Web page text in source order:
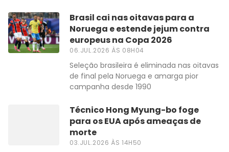
Brasil cai nas oitavas para a
Noruega e estende jejum contra
europeus na Copa 2026
06.JUL.2026 ÀS 08H04
Seleção brasileira é eliminada nas oitavas
de final pela Noruega e amarga pior
campanha desde 1990
Técnico Hong Myung-bo foge
para os EUA após ameaças de
morte
03.JUL.2026 ÀS 14H50